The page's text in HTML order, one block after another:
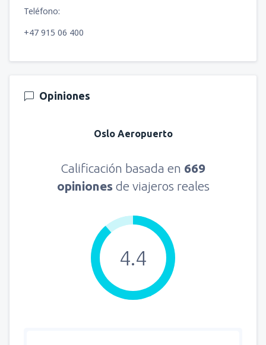
Teléfono:
+47 915 06 400
Opiniones
Oslo Aeropuerto
Calificación basada en 669
opiniones de viajeros reales
4.4